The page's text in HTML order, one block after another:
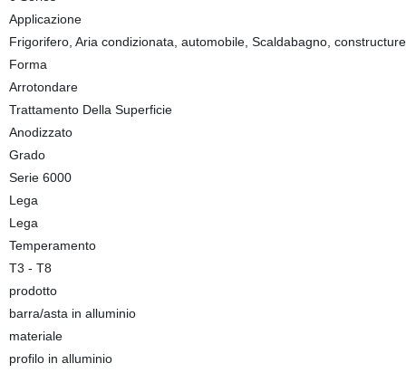
Applicazione
Frigorifero, Aria condizionata, automobile, Scaldabagno,
Forma
Arrotondare
Trattamento Della Superficie
Anodizzato
Grado
Serie 6000
Lega
Lega
Temperamento
T3 - T8
prodotto
barra/asta in alluminio
materiale
profilo in alluminio